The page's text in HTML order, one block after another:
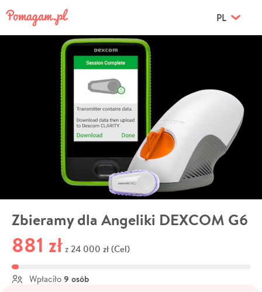
PL
Zbieramy dla Angeliki DEXCOM G6
881 zł z 24 000 zł (Cel)
Wpłaciło 9 osób